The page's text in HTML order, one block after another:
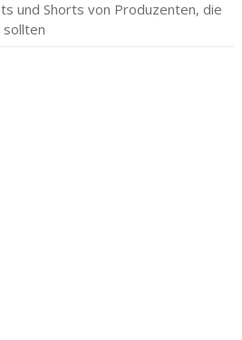
und Shorts von Produzenten, die
sollten